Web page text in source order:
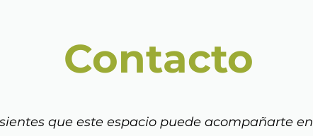
Contacto
que este espacio puede acompañarte en